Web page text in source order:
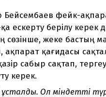
Бейсембаев фейк-
ескерту берілу керек
жеке бастың
ақпарат қағидасы
сабыр сақтап, тергеу
керек.
ұсталды. Ол міндетті